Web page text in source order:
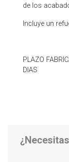
de los
Incluye un
PLAZO
DIAS